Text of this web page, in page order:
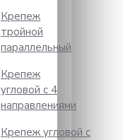
Крепеж
тройной
параллельный
Крепеж
угловой с 4
направлениями
Крепеж угловой с